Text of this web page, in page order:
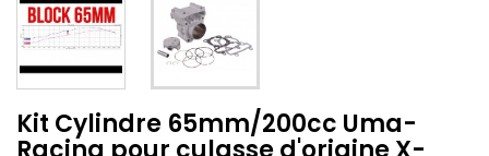
Kit Cylindre 65mm/200cc Uma-